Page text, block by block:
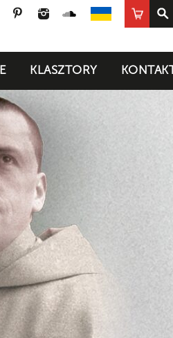
TwitterPinterestInstagramSoundCloud
UA
Sklep
KONTAKT
KLASZTORY